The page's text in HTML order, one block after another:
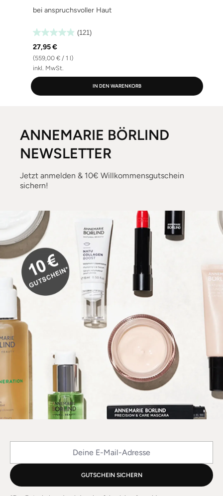
bei anspruchsvoller Haut
(121)
27,95 €
(559,00 € / 1 l)
inkl. MwSt.
IN DEN WARENKORB
ANNEMARIE BÖRLIND
NEWSLETTER
Jetzt anmelden & 10€ Willkommensgutschein
sichern!
GUTSCHEIN SICHERN